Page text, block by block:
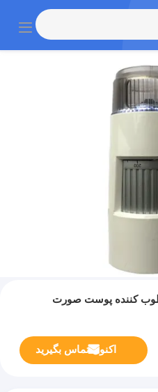
کننده پوست صورت
اکنون تماس بگیرید